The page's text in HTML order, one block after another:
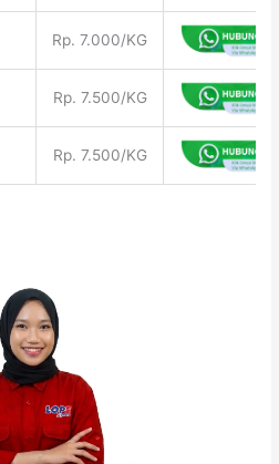
Rp. 7.000/KG
Rp. 7.500/KG
Rp. 7.500/KG